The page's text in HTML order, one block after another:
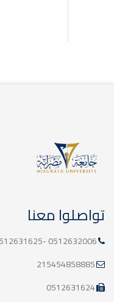
تواصلوا معنا
0512632006 -0512631625 -0512632007
215454858885
0512631624